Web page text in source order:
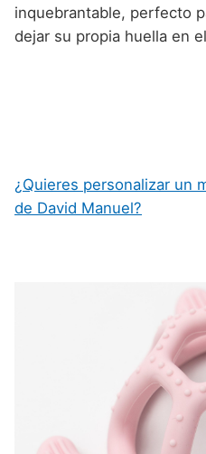
inquebrantable, perfecto
dejar su propia huella en
¿Quieres personalizar un
de David Manuel?